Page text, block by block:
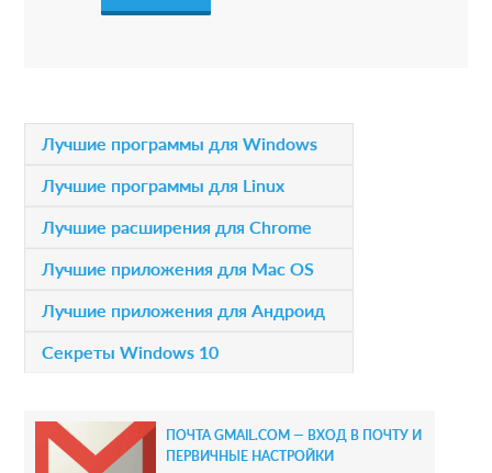
i
o
n
P
m
y
S
Лучшие программы для Windows
Лучшие программы для Linux
Лучшие расширения для Chrome
Лучшие приложения для Mac OS
Лучшие приложения для Андроид
Секреты Windows 10
ПОЧТА GMAIL.COM — ВХОД В ПОЧТУ И
ПЕРВИЧНЫЕ НАСТРОЙКИ